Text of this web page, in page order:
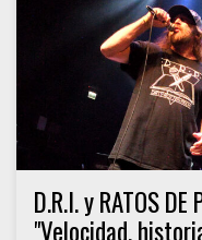
D.R.I. y RATOS
"Velocidad,